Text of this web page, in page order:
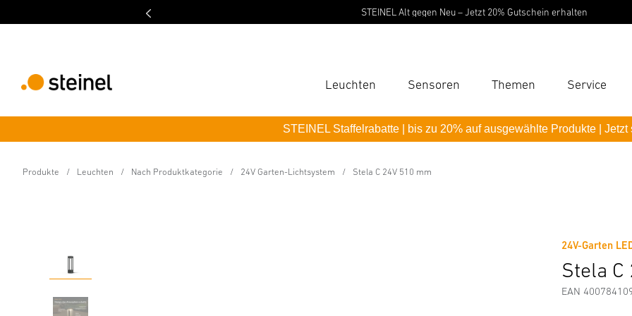
STEINEL Alt gegen Neu – Jetzt 20% Gutschein erhalten
Leuchten Sensoren Themen Service
Suche
STEINEL Staffelrabatte | bis zu 20% auf ausgewählte Produkte | Jetzt
Produkte Leuchten Nach Produktkategorie 24V Garten-Lichtsystem Stela C 24V 510 mm
24V-Garten
Stela C
EAN